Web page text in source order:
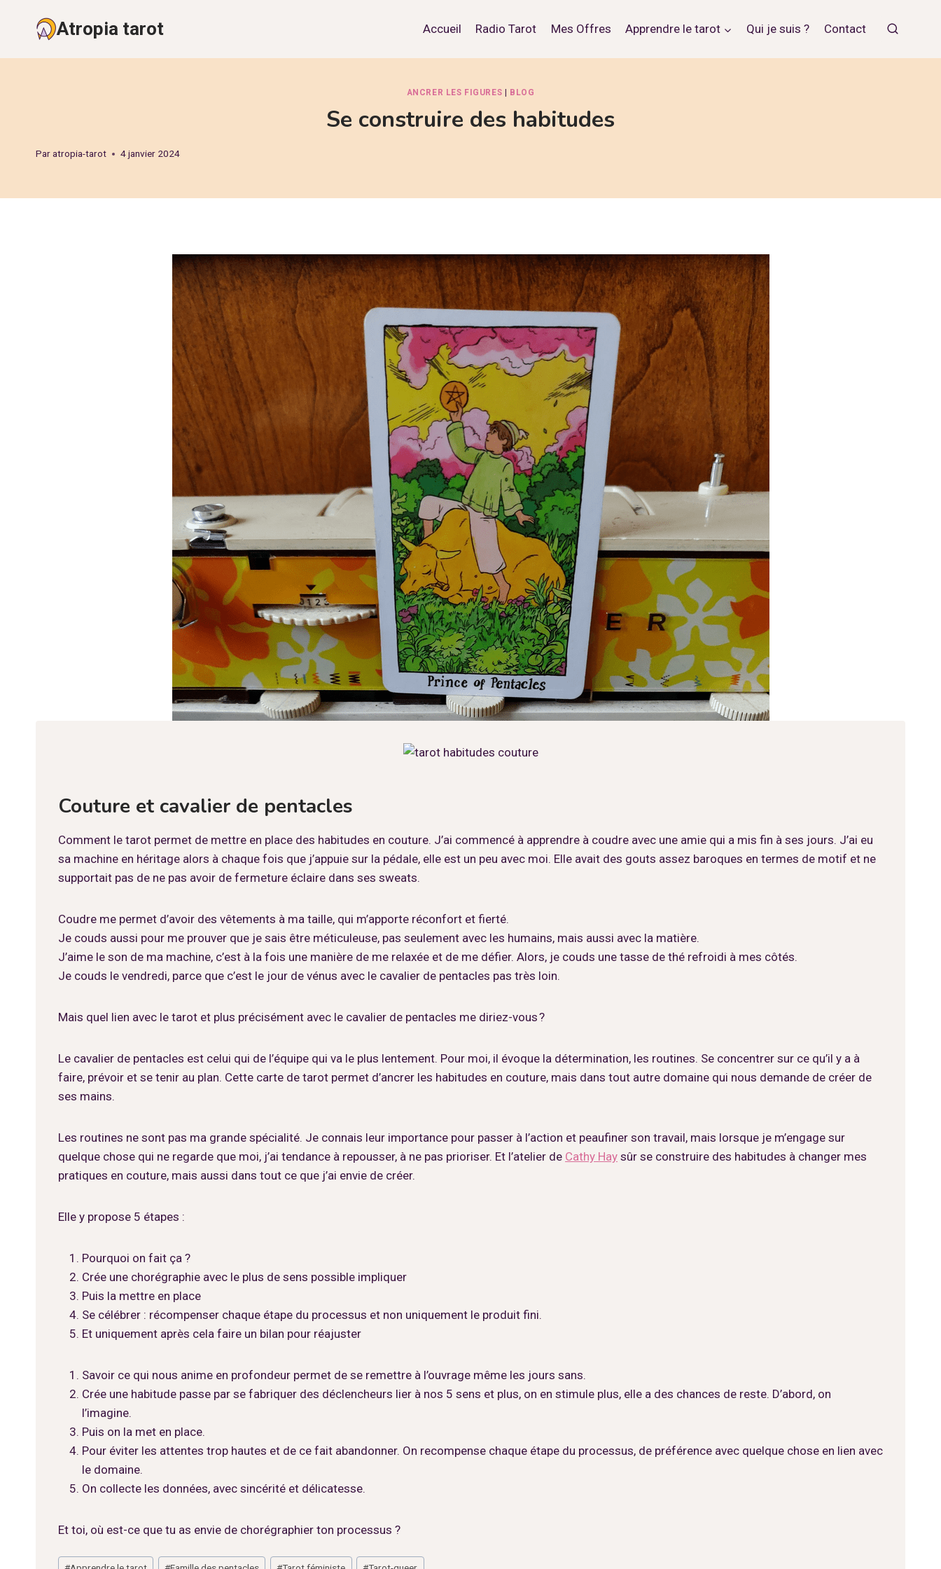
Atropia tarot Accueil Radio Tarot Mes Offres Apprendre le tarot Qui je suis ? Contact
ANCRER LES FIGURES | BLOG
Se construire des habitudes
Paratropia-tarot 4 janvier 2024
Couture et cavalier de pentacles
Comment le tarot permet de mettre en place des habitudes en couture. J’ai commencé à apprendre à coudre avec une amie qui a mis fin à ses jours. J’ai eu
sa machine en héritage alors à chaque fois que j’appuie sur la pédale, elle est un peu avec moi. Elle avait des gouts assez baroques en termes de motif et ne
supportait pas de ne pas avoir de fermeture éclaire dans ses sweats.
Coudre me permet d’avoir des vêtements à ma taille, qui m’apporte réconfort et fierté.
Je couds aussi pour me prouver que je sais être méticuleuse, pas seulement avec les humains, mais aussi avec la matière.
J’aime le son de ma machine, c’est à la fois une manière de me relaxée et de me défier. Alors, je couds une tasse de thé refroidi à mes côtés.
Je couds le vendredi, parce que c’est le jour de vénus avec le cavalier de pentacles pas très loin.
Mais quel lien avec le tarot et plus précisément avec le cavalier de pentacles me diriez-vous ?
Le cavalier de pentacles est celui qui de l’équipe qui va le plus lentement. Pour moi, il évoque la détermination, les routines. Se concentrer sur ce qu’il y a à
faire, prévoir et se tenir au plan. Cette carte de tarot permet d’ancrer les habitudes en couture, mais dans tout autre domaine qui nous demande de créer de
ses mains.
Les routines ne sont pas ma grande spécialité. Je connais leur importance pour passer à l’action et peaufiner son travail, mais lorsque je m’engage sur
quelque chose qui ne regarde que moi, j’ai tendance à repousser, à ne pas prioriser. Et l’atelier de Cathy Hay sûr se construire des habitudes à changer mes
pratiques en couture, mais aussi dans tout ce que j’ai envie de créer.
Elle y propose 5 étapes :
Pourquoi on fait ça ?
Crée une chorégraphie avec le plus de sens possible impliquer
Puis la mettre en place
Se célébrer : récompenser chaque étape du processus et non uniquement le produit fini.
Et uniquement après cela faire un bilan pour réajuster
Savoir ce qui nous anime en profondeur permet de se remettre à l’ouvrage même les jours sans.
Crée une habitude passe par se fabriquer des déclencheurs lier à nos 5 sens et plus, on en stimule plus, elle a des chances de reste. D’abord, on
l’imagine.
Puis on la met en place.
Pour éviter les attentes trop hautes et de ce fait abandonner. On recompense chaque étape du processus, de préférence avec quelque chose en lien avec
le domaine.
On collecte les données, avec sincérité et délicatesse.
Et toi, où est-ce que tu as envie de chorégraphier ton processus ?
Étiquettes